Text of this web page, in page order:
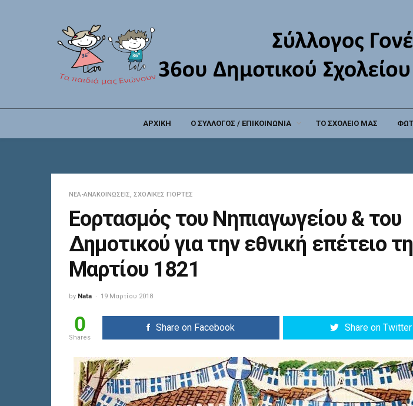
ΑΡΧΙΚΗ Ο ΣΥΛΛΟΓΟΣ / ΕΠΙΚΟΙΝΩΝΙΑ ΤΟ ΣΧΟΛΕΙΟ ΜΑΣ
ΝΈΑ-ΑΝΑΚΟΙΝΏΣΕΙΣ, ΣΧΟΛΙΚΈΣ ΓΙΟΡΤΈΣ
Eoρτασμός του Νηπιαγωγείου & του
Δημοτικού για την εθνική επέτειο
Μαρτίου 1821
by Nata 19 Μαρτίου 2018
0
Shares
Share on Facebook Share on Twitter